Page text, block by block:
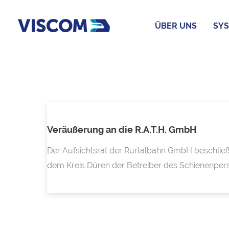
ÜBER UNS
Veräußerung an die R.A.T.H. GmbH
Der Aufsichtsrat der Rurtalbahn GmbH
dem Kreis Düren der Betreiber des